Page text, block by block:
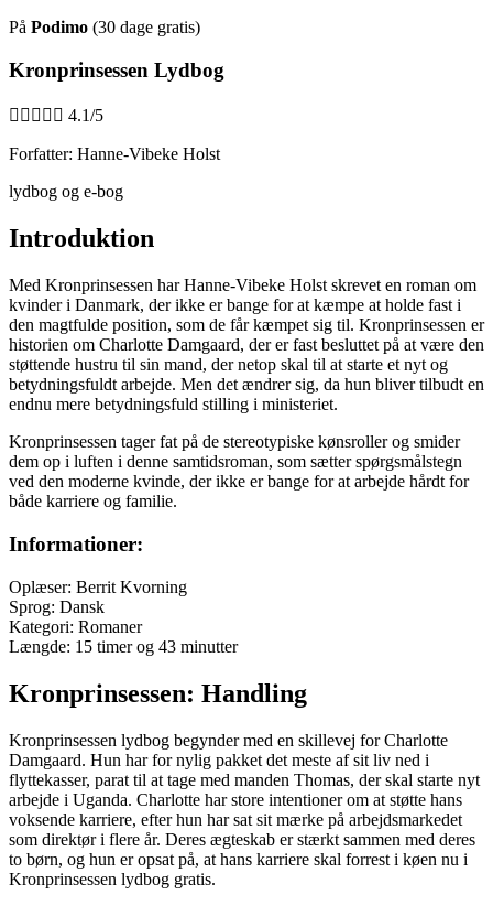
På Podimo (30 dage gratis)
Kronprinsessen Lydbog
     4.1/5
Forfatter: Hanne-Vibeke Holst
lydbog og e-bog
Introduktion
Med Kronprinsessen har Hanne-Vibeke Holst skrevet en roman om
kvinder i Danmark, der ikke er bange for at kæmpe at holde fast i
den magtfulde position, som de får kæmpet sig til. Kronprinsessen er
historien om Charlotte Damgaard, der er fast besluttet på at være den
støttende hustru til sin mand, der netop skal til at starte et nyt og
betydningsfuldt arbejde. Men det ændrer sig, da hun bliver tilbudt en
endnu mere betydningsfuld stilling i ministeriet.
Kronprinsessen tager fat på de stereotypiske kønsroller og smider
dem op i luften i denne samtidsroman, som sætter spørgsmålstegn
ved den moderne kvinde, der ikke er bange for at arbejde hårdt for
både karriere og familie.
Informationer:
Oplæser: Berrit Kvorning
Sprog: Dansk
Kategori: Romaner
Længde: 15 timer og 43 minutter
Kronprinsessen: Handling
Kronprinsessen lydbog begynder med en skillevej for Charlotte
Damgaard. Hun har for nylig pakket det meste af sit liv ned i
flyttekasser, parat til at tage med manden Thomas, der skal starte nyt
arbejde i Uganda. Charlotte har store intentioner om at støtte hans
voksende karriere, efter hun har sat sit mærke på arbejdsmarkedet
som direktør i flere år. Deres ægteskab er stærkt sammen med deres
to børn, og hun er opsat på, at hans karriere skal forrest i køen nu i
Kronprinsessen lydbog gratis.